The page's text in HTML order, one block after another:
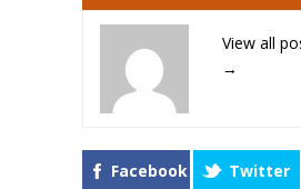
View all
→
Facebook Twitter